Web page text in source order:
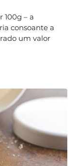
100g – a
consoante a
um valor